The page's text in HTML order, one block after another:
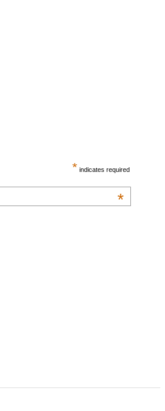
* indicates required
*